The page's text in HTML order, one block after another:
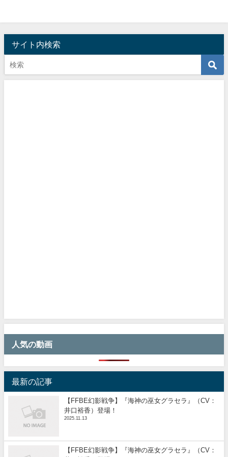
サイト内検索
人気の動画
最新の記事
【FFBE幻影戦争】『海神の巫女グラセラ』（CV：
井口裕香）登場！
2025.11.13
【FFBE幻影戦争】『海神の巫女グラセラ』（CV：